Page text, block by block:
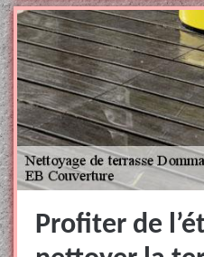
Profiter de